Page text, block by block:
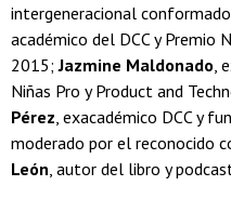
intergeneracional
académico del DCC y Premio
2015;Jazmine Maldonado ,
Niñas Pro y Product and
Pérez , exacadémico DCC y
moderado por el reconocido
León , autor del libro y